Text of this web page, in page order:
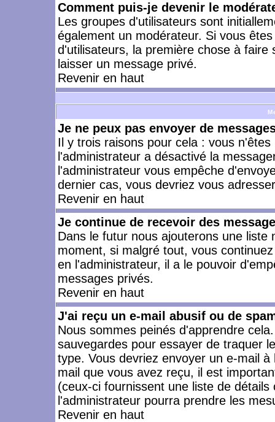
Comment puis-je devenir le
Les groupes d'utilisateurs sont
également un modérateur. Si vous
d'utilisateurs, la première chose à
laisser un message privé.
Revenir en haut
Je ne peux pas envoyer de
Il y trois raisons pour cela : vous
l'administrateur a désactivé la
l'administrateur vous empêche
dernier cas, vous devriez vous
Revenir en haut
Je continue de recevoir des
Dans le futur nous ajouterons une
moment, si malgré tout, vous
en l'administrateur, il a le pouvoir
messages privés.
Revenir en haut
J'ai reçu un e-mail abusif ou de
Nous sommes peinés d'apprendre
sauvegardes pour essayer de traquer
type. Vous devriez envoyer un e-mail
mail que vous avez reçu, il est
(ceux-ci fournissent une liste de
l'administrateur pourra prendre les
Revenir en haut